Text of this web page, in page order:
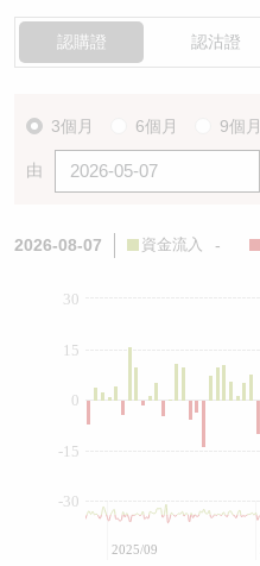
認購證 認沽證
3個月 6個月 9個月
由
2026-08-07 資金流入 -
0
-30
-15
15
30
2025/09